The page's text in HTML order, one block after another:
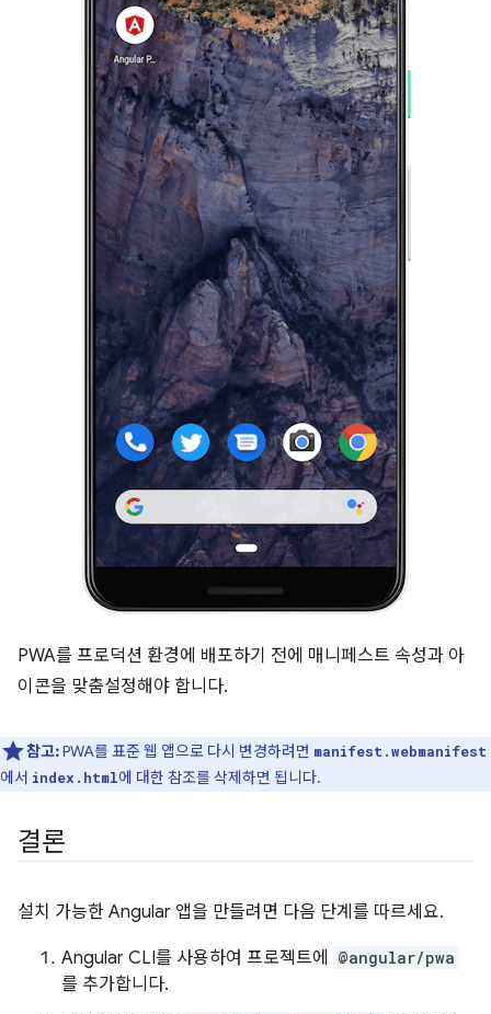
PWA를 프로덕션 환경에 배포하기 전에 매니페스트 속성과 아
이콘을 맞춤설정해야 합니다.
참고:PWA를 표준 웹 앱으로 다시 변경하려면 manifest.webmanifest
에서 index.html에 대한 참조를 삭제하면 됩니다.
결론
설치 가능한 Angular 앱을 만들려면 다음 단계를 따르세요.
Angular CLI를 사용하여 프로젝트에 @angular/pwa
를 추가합니다.